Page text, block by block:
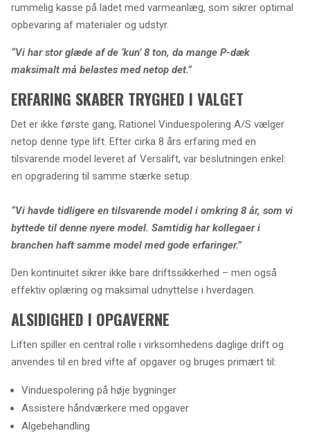
rummelig kasse på ladet med varmeanlæg, som sikrer optimal
opbevaring af materialer og udstyr.
“Vi har stor glæde af de ‘kun’ 8 ton, da mange P-dæk
maksimalt må belastes med netop det.”
ERFARING SKABER TRYGHED I VALGET
Det er ikke første gang, Rationel Vinduespolering A/S vælger
netop denne type lift. Efter cirka 8 års erfaring med en
tilsvarende model leveret af Versalift, var beslutningen enkel:
en opgradering til samme stærke setup.
“Vi havde tidligere en tilsvarende model i omkring 8 år, som vi
byttede til denne nyere model. Samtidig har kollegaer i
branchen haft samme model med gode erfaringer.”
Den kontinuitet sikrer ikke bare driftssikkerhed – men også
effektiv oplæring og maksimal udnyttelse i hverdagen.
ALSIDIGHED I OPGAVERNE
Liften spiller en central rolle i virksomhedens daglige drift og
anvendes til en bred vifte af opgaver og bruges primært til:
Vinduespolering på høje bygninger
Assistere håndværkere med opgaver
Algebehandling